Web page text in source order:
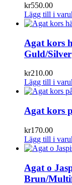
kr550.00
Lägg till i
Agat kors
Guld/Silver
kr210.00
Lägg till i
Agat kors
kr170.00
Lägg till i
Agat o
Brun/